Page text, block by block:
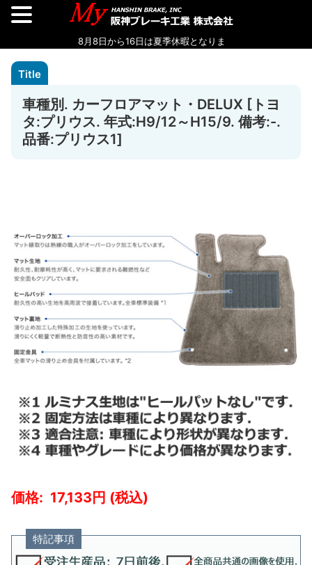
車種別. カーフロアマット・DELUX [トヨ
タ:プリウス. 年式:H9/12～H15/9. 備考:-.
品番:プリウス1]
17,133
特記事項